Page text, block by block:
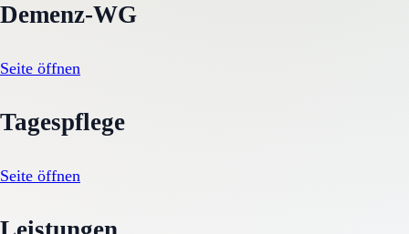
Demenz-WG
Seite öffnen
Tagespflege
Seite öffnen